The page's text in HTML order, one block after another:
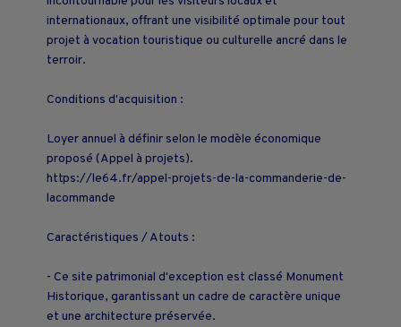
internationaux, offrant une visibilité optimale pour tout
projet à vocation touristique ou culturelle ancré dans le
terroir.
Conditions d'acquisition :
Loyer annuel à définir selon le modèle économique
proposé (Appel à projets).
https://le64.fr/appel-projets-de-la-commanderie-de-
lacommande
Caractéristiques / Atouts :
- Ce site patrimonial d'exception est classé Monument
Historique, garantissant un cadre de caractère unique
et une architecture préservée.